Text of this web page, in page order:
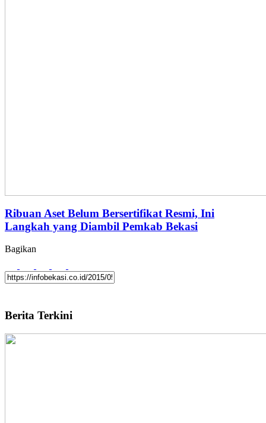
Ribuan Aset Belum Bersertifikat Resmi, Ini
Langkah yang Diambil Pemkab Bekasi
Bagikan
Berita Terkini